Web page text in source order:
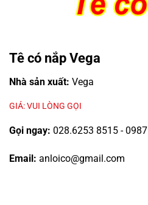
Tê có nắp Vega
Nhà sản xuất: Vega
GIÁ: VUI LÒNG GỌI
Gọi ngay: 028.6253 8515 -
Email: anloico@gmail.com